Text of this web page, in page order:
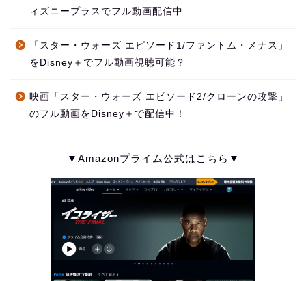
ィズニープラスでフル動画配信中
「スター・ウォーズ エピソード1/ファントム・メナス」
をDisney＋でフル動画視聴可能？
映画「スター・ウォーズ エピソード2/クローンの攻撃」
のフル動画をDisney＋で配信中！
▼Amazonプライム公式はこちら▼